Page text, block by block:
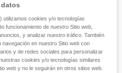
para utilizar en exteriores
compuesto por una plaqueta
y una tuerca, para utilizar
Disponible en diámetro de 10 o
utilizamos cookies y/o tecnologías
funcionamiento de nuestro Sitio web,
y analizar nuestro tráfico. También
en nuestro Sitio web con
y de redes sociales para personalizar
cookies y/o tecnologías similares
web y no le seguirán en otros sitios web.